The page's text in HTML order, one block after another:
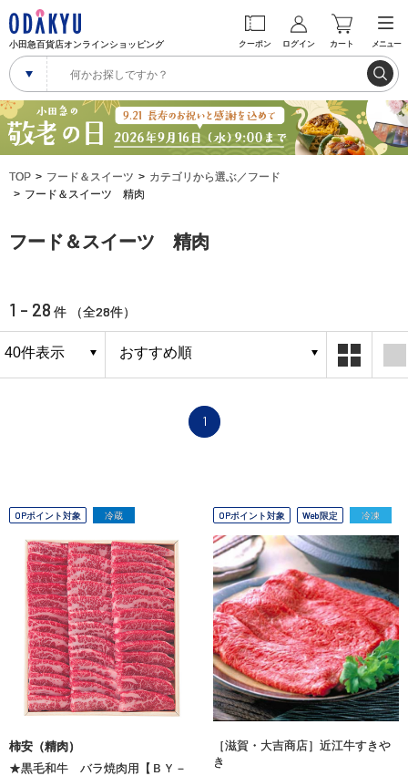
小田急百貨店オンラインショッピング クーポン ログイン カート メニュー
TOP フード＆スイーツ
カテゴリから選ぶ／フード
フード＆スイーツ 精肉
フード＆スイーツ 精肉
1 - 28 件 （全28件）
1
OPポイント対象 冷蔵
柿安（精肉）
★黒毛和牛 バラ焼肉用【ＢＹ－
OPポイント対象 Web限定 冷凍
［滋賀・大吉商店］近江牛すきや
き